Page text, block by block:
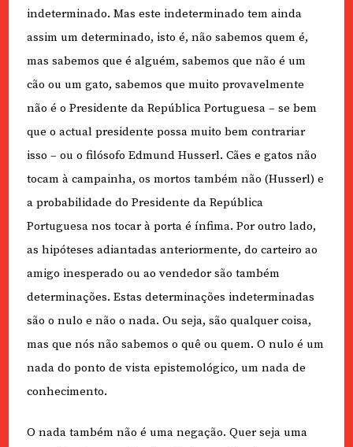
indeterminado. Mas este indeterminado tem ainda
assim um determinado, isto é, não sabemos quem é,
mas sabemos que é alguém, sabemos que não é um
cão ou um gato, sabemos que muito provavelmente
não é o Presidente da República Portuguesa – se bem
que o actual presidente possa muito bem contrariar
isso – ou o filósofo Edmund Husserl. Cães e gatos não
tocam à campainha, os mortos também não (Husserl) e
a probabilidade do Presidente da República
Portuguesa nos tocar à porta é ínfima. Por outro lado,
as hipóteses adiantadas anteriormente, do carteiro ao
amigo inesperado ou ao vendedor são também
determinações. Estas determinações indeterminadas
são o nulo e não o nada. Ou seja, são qualquer coisa,
mas que nós não sabemos o quê ou quem. O nulo é um
nada do ponto de vista epistemológico, um nada de
conhecimento.
O nada também não é uma negação. Quer seja uma